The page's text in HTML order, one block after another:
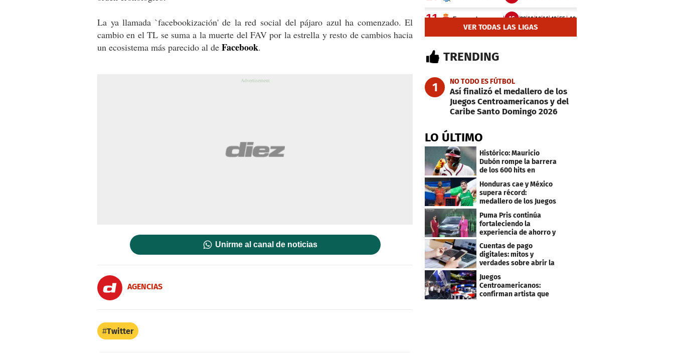
La ya llamada `facebookización' de la red social del pájaro azul ha comenzado. El
cambio en el TL se suma a la muerte del FAV por la estrella y resto de cambios hacia
un ecosistema más parecido al de Facebook.
Unirme al canal de noticias
AGENCIAS
Twitter
VER TODAS LAS LIGAS
TRENDING
1 NO TODO ES FÚTBOL
Así finalizó el medallero de los
Juegos Centroamericanos y del
Caribe Santo Domingo 2026
LO ÚLTIMO
Histórico: Mauricio
Dubón rompe la barrera
de los 600 hits en
Honduras cae y México
supera récord:
medallero de los Juegos
Centroamericanos
Puma Pris continúa
fortaleciendo la
experiencia de ahorro y
beneficios para sus
clientes
Cuentas de pago
digitales: mitos y
verdades sobre abrir la
Juegos
Centroamericanos:
confirman artista que